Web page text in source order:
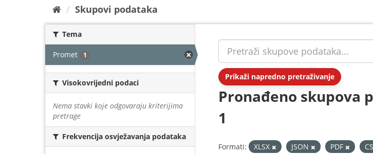
Skupovi podаtаkа
Tema
Promet 1
Visokovrijedni podaci
Nema stavki koje odgovaraju kriterijima
pretrage
Frekvencija osvježavanja podataka
Prikaži napredno pretraživanje
Pronađeno skupova
1
Formati: XLSX JSON PDF